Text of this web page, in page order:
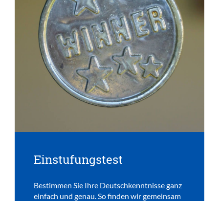
Einstufungstest
Bestimmen Sie Ihre Deutschkenntnisse ganz
einfach und genau. So finden wir gemeinsam